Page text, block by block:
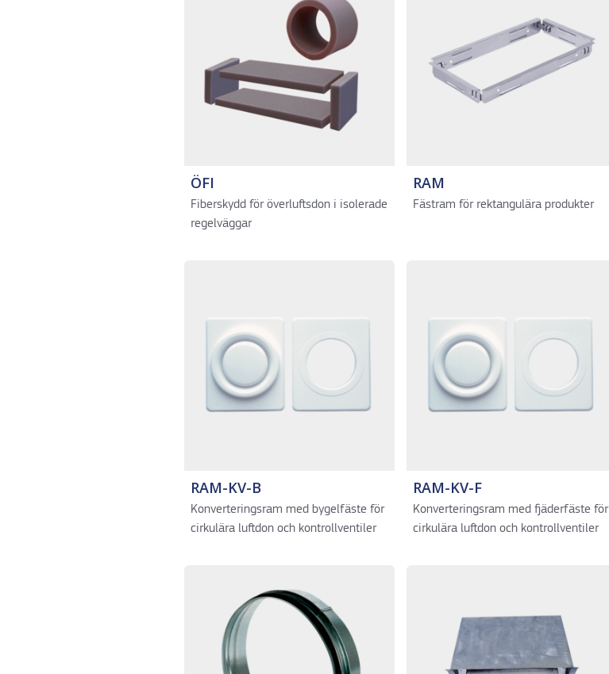
ÖFI
Fiberskydd för överluftsdon i isolerade
regelväggar
RAM
Fästram för rektangulära produkter
RAM-KV-B
Konverteringsram med bygelfäste för
cirkulära luftdon och kontrollventiler
RAM-KV-F
Konverteringsram med fjäderfäste för
cirkulära luftdon och kontrollventiler